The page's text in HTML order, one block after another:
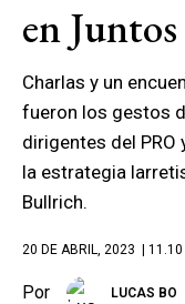
en
Charlas y un
fueron los gestos
dirigentes del PRO
la estrategia
Bullrich.
20 DE ABRIL, 2023 | 11.10
Por LUCAS BO